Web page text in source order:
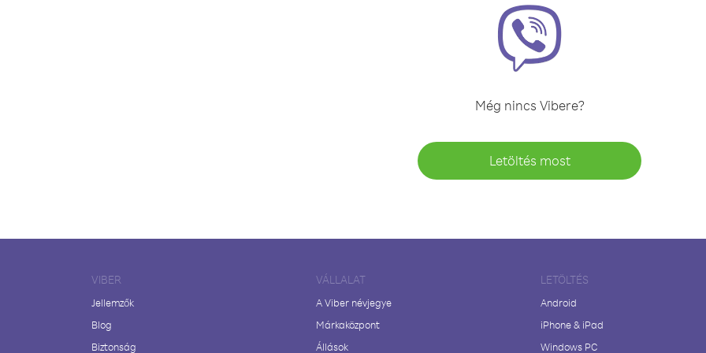
Még nincs Vibere?
Letöltés most
VIBER
Jellemzők
Blog
Biztonság
VÁLLALAT
A Viber névjegye
Márkaközpont
Állások
LETÖLTÉS
Android
iPhone & iPad
Windows PC